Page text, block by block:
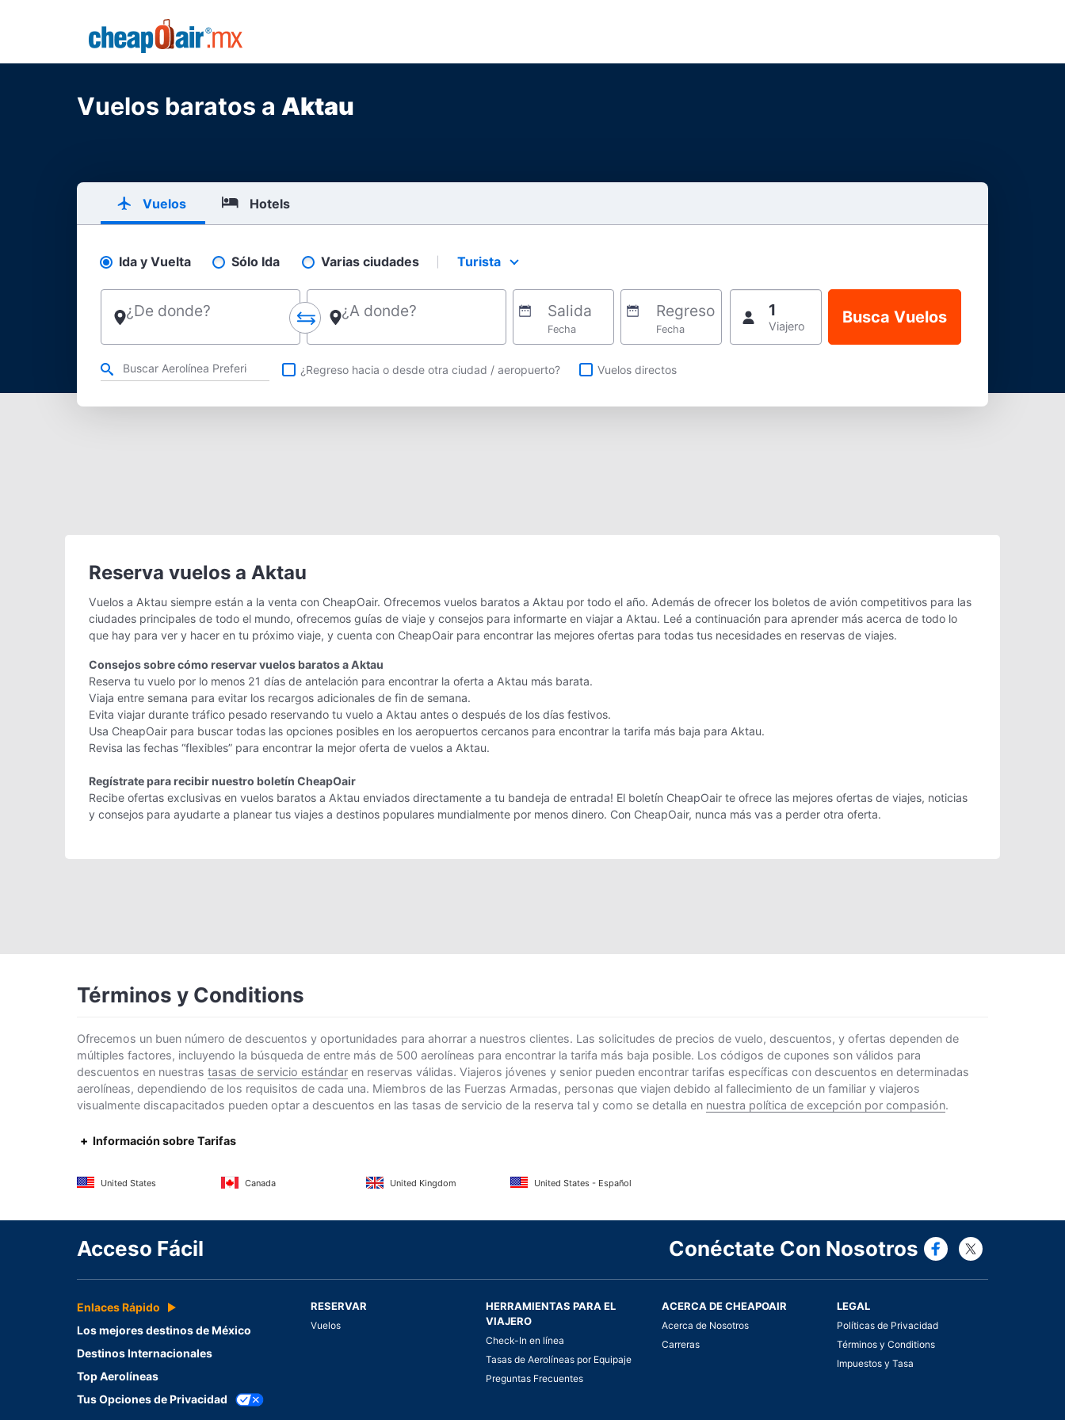
Vuelos baratos a Aktau
Vuelos Hotels
Pick your flight type
Ida y Vuelta Sólo Ida Varias ciudades Select your preferred seating class.
Turista
¿De donde? ¿A donde? Salida
Fecha
Regreso
Fecha
1
Viajero
Refina tu búsqueda por aerolínea, ciudad o aeropuerto o vuelos directos
¿Regreso hacia o desde otra ciudad / aeropuerto? Vuelos directos
Reserva vuelos a Aktau
Vuelos a Aktau siempre están a la venta con CheapOair. Ofrecemos vuelos baratos a Aktau por todo el año. Además de ofrecer los boletos de avión competitivos para las
ciudades principales de todo el mundo, ofrecemos guías de viaje y consejos para informarte en viajar a Aktau. Leé a continuación para aprender más acerca de todo lo
que hay para ver y hacer en tu próximo viaje, y cuenta con CheapOair para encontrar las mejores ofertas para todas tus necesidades en reservas de viajes.
Consejos sobre cómo reservar vuelos baratos a Aktau
Reserva tu vuelo por lo menos 21 días de antelación para encontrar la oferta a Aktau más barata.
Viaja entre semana para evitar los recargos adicionales de fin de semana.
Evita viajar durante tráfico pesado reservando tu vuelo a Aktau antes o después de los días festivos.
Usa CheapOair para buscar todas las opciones posibles en los aeropuertos cercanos para encontrar la tarifa más baja para Aktau.
Revisa las fechas “flexibles” para encontrar la mejor oferta de vuelos a Aktau.
Regístrate para recibir nuestro boletín CheapOair
Recibe ofertas exclusivas en vuelos baratos a Aktau enviados directamente a tu bandeja de entrada! El boletín CheapOair te ofrece las mejores ofertas de viajes, noticias
y consejos para ayudarte a planear tus viajes a destinos populares mundialmente por menos dinero. Con CheapOair, nunca más vas a perder otra oferta.
Términos y Conditions
Ofrecemos un buen número de descuentos y oportunidades para ahorrar a nuestros clientes. Las solicitudes de precios de vuelo, descuentos, y ofertas dependen de
múltiples factores, incluyendo la búsqueda de entre más de 500 aerolíneas para encontrar la tarifa más baja posible. Los códigos de cupones son válidos para
descuentos en nuestras tasas de servicio estándar en reservas válidas. Viajeros jóvenes y senior pueden encontrar tarifas específicas con descuentos en determinadas
aerolíneas, dependiendo de los requisitos de cada una. Miembros de las Fuerzas Armadas, personas que viajen debido al fallecimiento de un familiar y viajeros
visualmente discapacitados pueden optar a descuentos en las tasas de servicio de la reserva tal y como se detalla en nuestra política de excepción por compasión.
Información sobre Tarifas
United States Canada United Kingdom United States - Español
Acceso Fácil Conéctate Con Nosotros Connect
Enlaces Rápido
Los mejores destinos de México
Destinos Internacionales
Top Aerolíneas
Tus Opciones de Privacidad
RESERVAR
Vuelos
HERRAMIENTAS PARA EL
VIAJERO
Check-In en línea
Tasas de Aerolíneas por Equipaje
Preguntas Frecuentes
ACERCA DE CHEAPOAIR
Acerca de Nosotros
Carreras
LEGAL
Políticas de Privacidad
Términos y Conditions
Impuestos y Tasa